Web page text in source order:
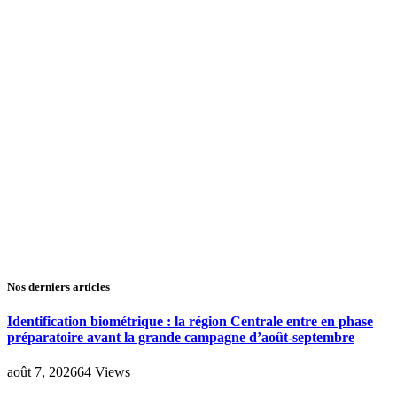
Nos derniers articles
Identification biométrique : la région Centrale entre en phase
préparatoire avant la grande campagne d’août-septembre
août 7, 202664 Views